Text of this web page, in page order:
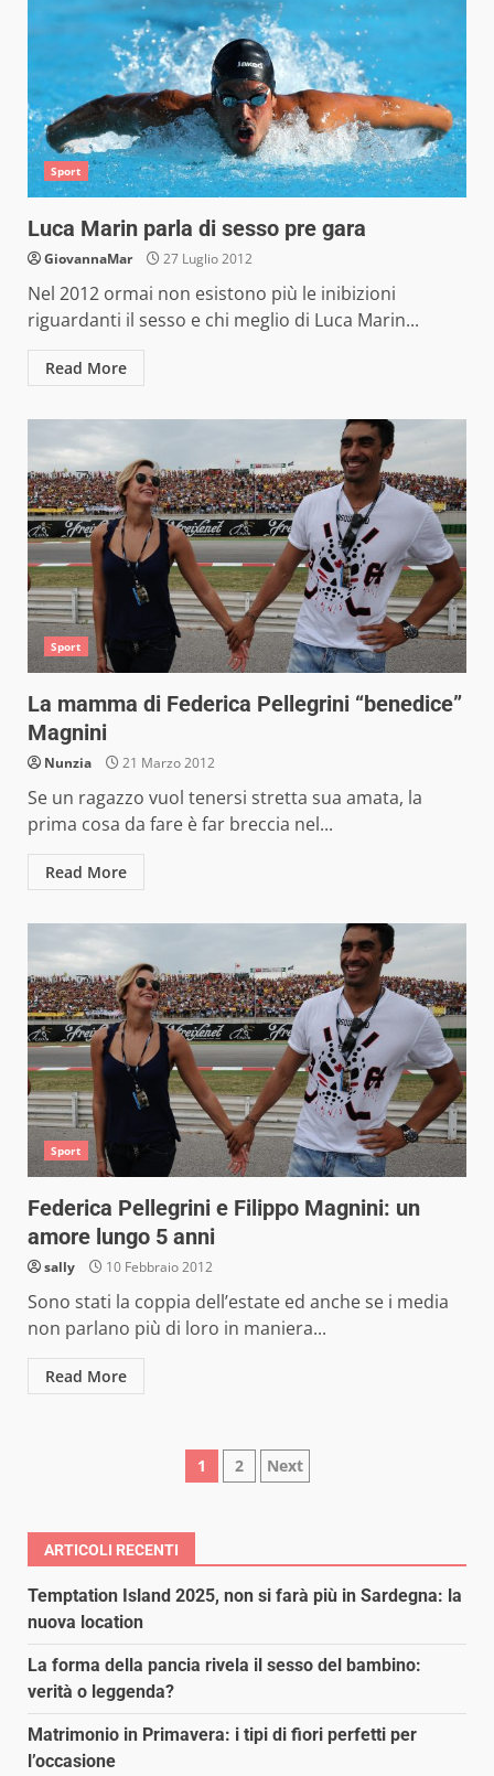
Sport
Luca Marin parla di sesso pre gara
GiovannaMar 27 Luglio 2012
Nel 2012 ormai non esistono più le inibizioni
riguardanti il sesso e chi meglio di Luca Marin...
Read More
Sport
La mamma di Federica Pellegrini “benedice”
Magnini
Nunzia 21 Marzo 2012
Se un ragazzo vuol tenersi stretta sua amata, la
prima cosa da fare è far breccia nel...
Read More
Sport
Federica Pellegrini e Filippo Magnini: un
amore lungo 5 anni
sally 10 Febbraio 2012
Sono stati la coppia dell’estate ed anche se i media
non parlano più di loro in maniera...
Read More
Paginazione
articoli
1 2 Next
ARTICOLI RECENTI
Temptation Island 2025, non si farà più in Sardegna: la
nuova location
La forma della pancia rivela il sesso del bambino:
verità o leggenda?
Matrimonio in Primavera: i tipi di fiori perfetti per
l’occasione